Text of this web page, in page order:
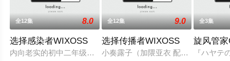
全12集 8.0
选择感染者WIXOSS
内向老实的初中二年级学生小凑露子（加隈亚衣 配音）转学来
全12集 9.0
选择传播者WIXOSS
小奏露子（加隈亚衣 配音）是一位
全3集
旋风管
『ハヤ